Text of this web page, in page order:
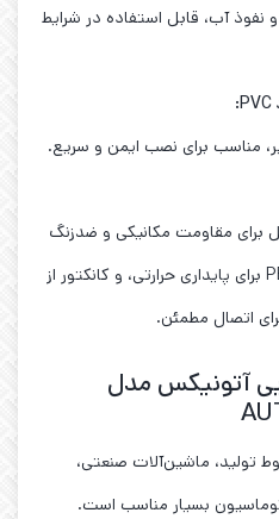
و نفوذ آب، قابل استفاده در شرایط
مناسب برای نصب ایمن و سریع.
برای مقاومت مکانیکی و ضدزنگ
بودن، سمت حسگر از PBT برای پایداری حرارتی، و کانکتور از
آتونیکس مدل
تولید، ماشین‌آلات صنعتی،
بسیار مناسب است.